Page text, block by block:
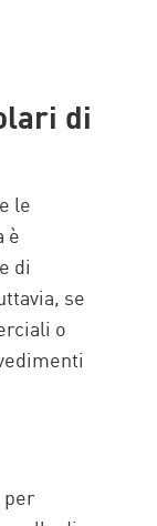
di
le
è
di
se
o
per